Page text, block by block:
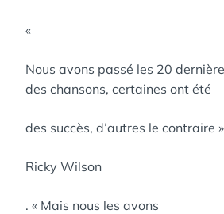
«
Nous avons passé les 20
des chansons, certaines ont été
des succès, d’autres le contraire
Ricky Wilson
. « Mais nous les avons